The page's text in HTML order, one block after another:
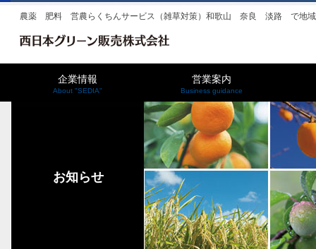
農薬 肥料 営農らくちんサービス（雑草対策）和歌山 奈良 淡路 で地
企業情報
About "SEDIA"
営業案内
Business guidance
お知らせ